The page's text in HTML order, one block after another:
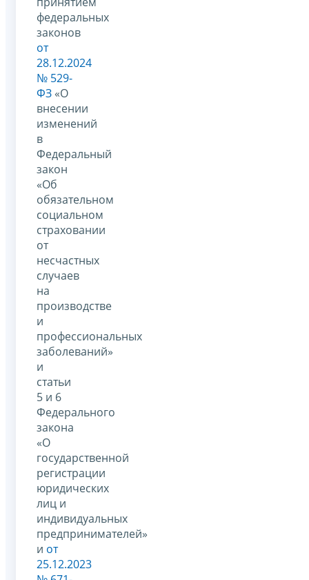
федеральных
законов
от
28.12.2024
№ 529-
ФЗ «О
внесении
изменений
в
Федеральный
закон
«Об
обязательном
социальном
страховании
от
несчастных
случаев
на
производстве
и
профессиональных
заболеваний»
и
статьи
5 и 6
Федерального
закона
«О
государственной
регистрации
юридических
лиц и
индивидуальных
предпринимателей»
и от
25.12.2023